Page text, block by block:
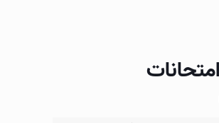
امتحانات